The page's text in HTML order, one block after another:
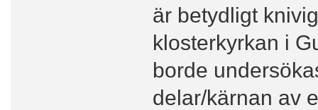
är betydligt
klosterkyrkan i
borde
delar/kärnan av